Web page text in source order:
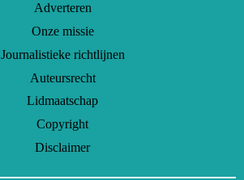
Adverteren
Onze missie
Journalistieke richtlijnen
Auteursrecht
Lidmaatschap
Copyright
Disclaimer